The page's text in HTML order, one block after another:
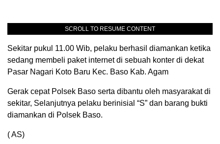
SCROLL TO RESUME CONTENT
Sekitar pukul 11.00 Wib, pelaku berhasil diamankan ketika
sedang membeli paket internet di sebuah konter di dekat
Pasar Nagari Koto Baru Kec. Baso Kab. Agam
Gerak cepat Polsek Baso serta dibantu oleh masyarakat di
sekitar, Selanjutnya pelaku berinisial “S” dan barang bukti
diamankan di Polsek Baso.
( AS)